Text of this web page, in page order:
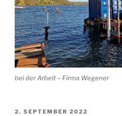
bei der Arbeit – Firma Wegener
VERÖFFENTLICHT
2. SEPTEMBER 2022